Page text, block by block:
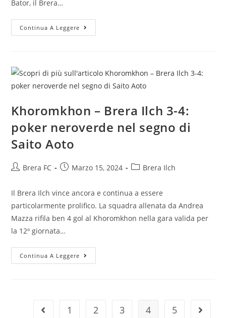
Bator, il Brera…
Continua A Leggere
Khoromkhon – Brera Ilch 3-4:
poker neroverde nel segno di
Saito Aoto
Brera FC Marzo 15, 2024 Brera Ilch
Il Brera Ilch vince ancora e continua a essere
particolarmente prolifico. La squadra allenata da Andrea
Mazza rifila ben 4 gol al Khoromkhon nella gara valida per
la 12º giornata…
Continua A Leggere
1 2 3 4 5